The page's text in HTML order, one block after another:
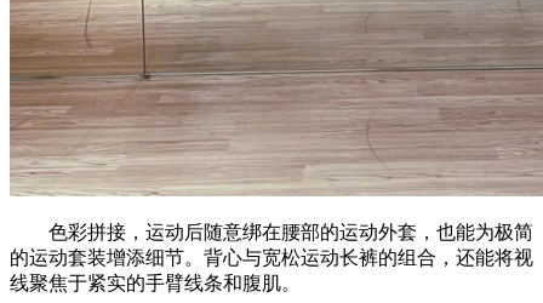
色彩拼接，运动后随意绑在腰部的运动外套，也能为极简
的运动套装增添细节。背心与宽松运动长裤的组合，还能将视
线聚焦于紧实的手臂线条和腹肌。